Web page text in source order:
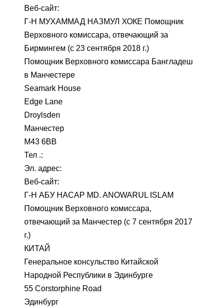
Веб-сайт:
Г-Н МУХАММАД НАЗМУЛ ХОКЕ Помощник
Верховного комиссара, отвечающий за
Бирмингем (с 23 сентября 2018 г.)
Помощник Верховного комиссара Бангладеш
в Манчестере
Seamark House
Edge Lane
Droylsden
Манчестер
M43 6BB
Тел .:
Эл. адрес:
Веб-сайт:
Г-Н АБУ НАСАР MD. ANOWARUL ISLAM
Помощник Верховного комиссара,
отвечающий за Манчестер (с 7 сентября 2017
г.)
КИТАЙ
Генеральное консульство Китайской
Народной Республики в Эдинбурге
55 Corstorphine Road
Эдинбург